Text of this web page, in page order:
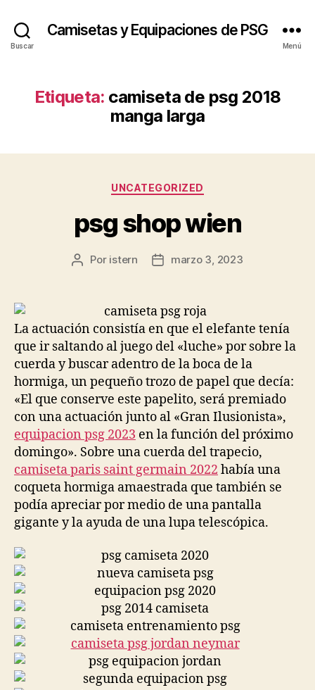
Buscar
Camisetas y Equipaciones de PSG
Menú
Etiqueta: camiseta de psg 2018
manga larga
Categorías
UNCATEGORIZED
psg shop wien
Autor
entrada
Por istern
Fecha
entrada
marzo 3, 2023
La actuación consistía en que el elefante tenía
que ir saltando al juego del «luche» por sobre la
cuerda y buscar adentro de la boca de la
hormiga, un pequeño trozo de papel que decía:
«El que conserve este papelito, será premiado
con una actuación junto al «Gran Ilusionista»,
equipacion psg 2023 en la función del próximo
domingo». Sobre una cuerda del trapecio,
camiseta paris saint germain 2022 había una
coqueta hormiga amaestrada que también se
podía apreciar por medio de una pantalla
gigante y la ayuda de una lupa telescópica.